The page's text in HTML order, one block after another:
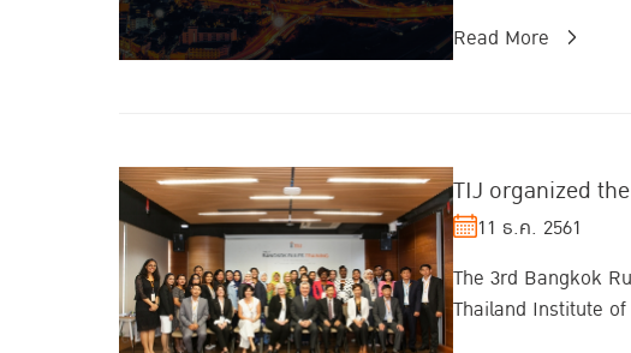
Read More
TIJ organized
11 ธ.ค. 2561
The 3rd Bangkok
Thailand Institute